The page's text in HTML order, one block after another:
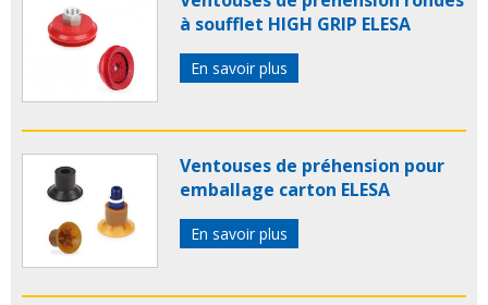
à soufflet HIGH GRIP ELESA
En savoir plus
Ventouses de préhension pour
emballage carton ELESA
En savoir plus